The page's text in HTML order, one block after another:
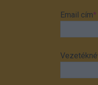
Email cím*